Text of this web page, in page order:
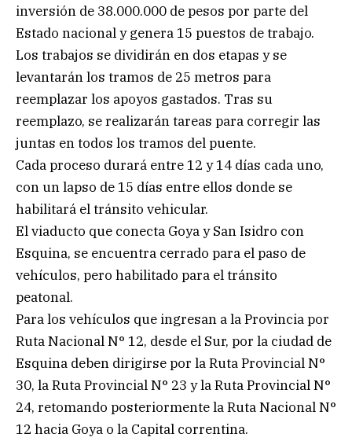
inversión de 38.000.000 de pesos por parte del
Estado nacional y genera 15 puestos de trabajo.
Los trabajos se dividirán en dos etapas y se
levantarán los tramos de 25 metros para
reemplazar los apoyos gastados. Tras su
reemplazo, se realizarán tareas para corregir las
juntas en todos los tramos del puente.
Cada proceso durará entre 12 y 14 días cada uno,
con un lapso de 15 días entre ellos donde se
habilitará el tránsito vehicular.
El viaducto que conecta Goya y San Isidro con
Esquina, se encuentra cerrado para el paso de
vehículos, pero habilitado para el tránsito
peatonal.
Para los vehículos que ingresan a la Provincia por
Ruta Nacional N° 12, desde el Sur, por la ciudad de
Esquina deben dirigirse por la Ruta Provincial N°
30, la Ruta Provincial N° 23 y la Ruta Provincial N°
24, retomando posteriormente la Ruta Nacional N°
12 hacia Goya o la Capital correntina.